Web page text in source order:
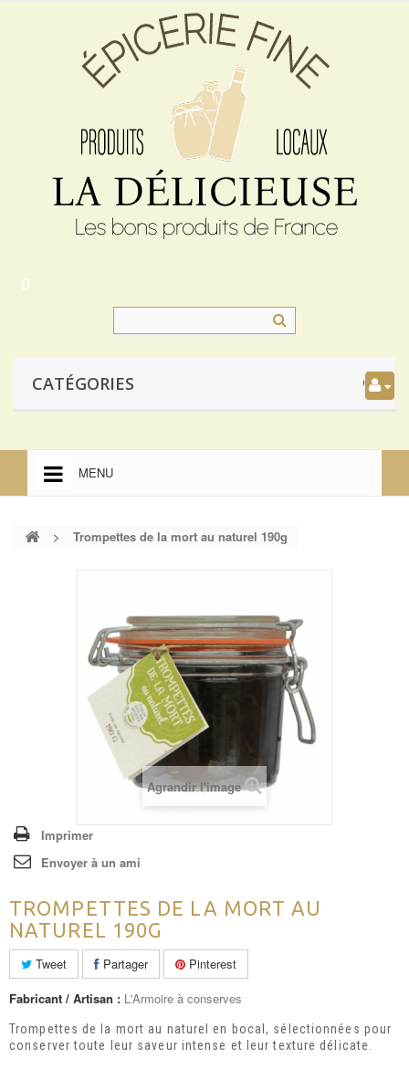
0
CATÉGORIES
MENU
ACCUEIL
> Trompettes de la mort au naturel 190g
Agrandir l'image
Imprimer
Envoyer à un ami
TROMPETTES DE LA MORT AU
NATUREL 190G
Tweet Partager
Pinterest
Fabricant / Artisan : L'Armoire à conserves
Trompettes de la mort au naturel en bocal, sélectionnées pour
conserver toute leur saveur intense et leur texture délicate.